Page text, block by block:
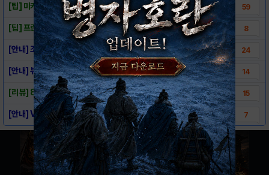
[팁] 미카엘 호감도 해 본 것 다 적어봅니다.. 59
[팁] 프린세스메이커 꿀팁 모음 8
[안내] 조건없이 드리는 루비 이벤트 안내 24
[안내] 뷰티시크릿 게시판 오픈 안내 14
[리뷰] 8년 기다림의 끝, ≪프린세스메이커 .. 15
[안내] VIP쿠폰 사용방법 7